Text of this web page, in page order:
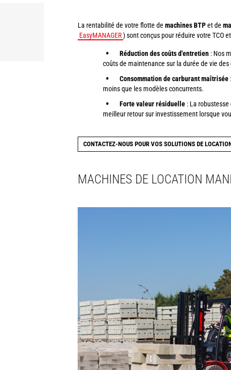
La rentabilité de votre flotte de machines BTPet de
EasyMANAGER ) sont conçus pour réduire votre TCO
Réduction des coûts d'entretien: Nos
coûts de maintenance sur la durée de vie
Consommation de carburant maîtrisée
moins que les modèles concurrents.
Forte valeur résiduelle: La robustesse
meilleur retour sur investissement lorsque
CONTACTEZ-NOUS POUR VOS SOLUTIONS DE
MACHINES DE LOCATION